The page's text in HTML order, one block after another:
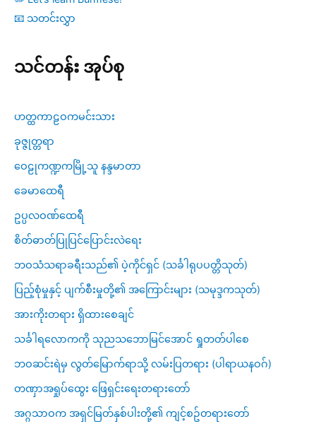
📧 သတင်းလွှာ
သင်တန်း အုပ်စု
ဟတ္ထကာဠဝကမင်းသား
ခုဇ္ဇုတ္တရာ
ဝေဠုကဏ္ဍကမြို့သူ နန္ဒမာတာ
ခေမာထေရီ
ဥပ္ပလဝဏ်ထေရီ
စိတ်ဓာတ်ပြုပြင်ပြောင်းလဲရေး
ဘဝသံသရာခရီးသည်၏ ပဲ့ကိုင်ရှင် (သင်္ခါရုပပတ္တိသုတ်)
ပြည့်စုံမှုနှင့် ပျက်စီးမှုတို့၏ အကြောင်းများ (သမုဒ္ဒကသုတ်)
အားကိုးတရား ရှိထားစေချင်
သင်္ခါရလောကကို သုညသဘောမြင်အောင် ရှုတတ်ပါစေ
ဘဝဆင်းရဲမှ လွတ်မြောက်ရာသို့ လမ်းပြတရား (ပါရာယနဝဂ်)
တဏှာအရှုပ်ထွေး ဖြေရှင်းရေးတရားတော်
အဂ္ဂသာဝက အရှင်မြတ်နှစ်ပါးတို့၏ ကျင့်စဥ်တရားတော်